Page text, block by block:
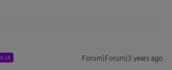
Forum|Forum|3 years ago